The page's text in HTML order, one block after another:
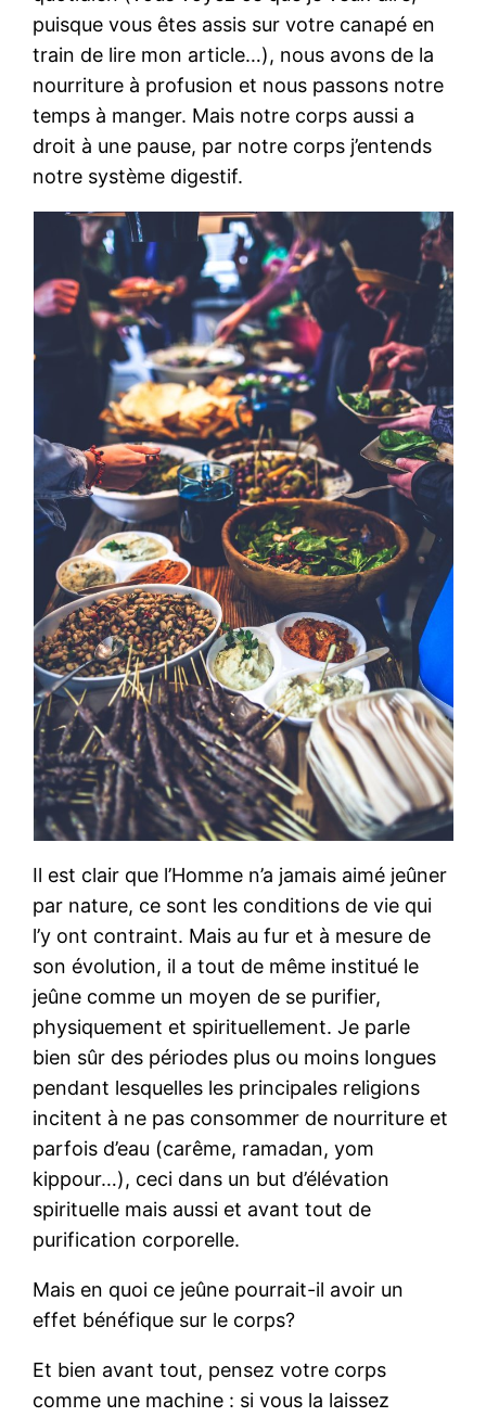
puisque vous êtes assis sur votre canapé en
train de lire mon article…), nous avons de la
nourriture à profusion et nous passons notre
temps à manger. Mais notre corps aussi a
droit à une pause, par notre corps j’entends
notre système digestif.
Il est clair que l’Homme n’a jamais aimé jeûner
par nature, ce sont les conditions de vie qui
l’y ont contraint. Mais au fur et à mesure de
son évolution, il a tout de même institué le
jeûne comme un moyen de se purifier,
physiquement et spirituellement. Je parle
bien sûr des périodes plus ou moins longues
pendant lesquelles les principales religions
incitent à ne pas consommer de nourriture et
parfois d’eau (carême, ramadan, yom
kippour…), ceci dans un but d’élévation
spirituelle mais aussi et avant tout de
purification corporelle.
Mais en quoi ce jeûne pourrait-il avoir un
effet bénéfique sur le corps?
Et bien avant tout, pensez votre corps
comme une machine : si vous la laissez